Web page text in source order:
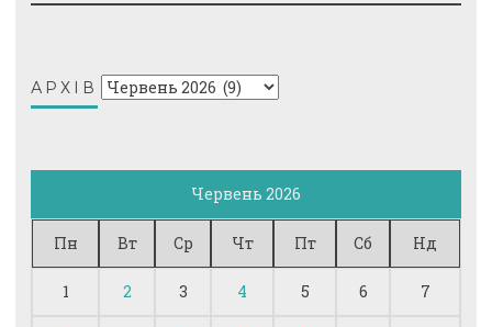
АРХІВ Архів
Червень 2026
Пн Вт Ср Чт Пт Сб Нд
1 2 3 4 5 6 7